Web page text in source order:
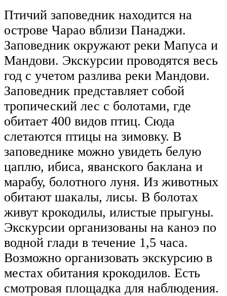
Птичий заповедник находится на
острове Чарао вблизи Панаджи.
Заповедник окружают реки Мапуса и
Мандови. Экскурсии проводятся весь
год с учетом разлива реки Мандови.
Заповедник представляет собой
тропический лес с болотами, где
обитает 400 видов птиц. Сюда
слетаются птицы на зимовку. В
заповеднике можно увидеть белую
цаплю, ибиса, яванского баклана и
марабу, болотного луня. Из животных
обитают шакалы, лисы. В болотах
живут крокодилы, илистые прыгуны.
Экскурсии организованы на каноэ по
водной глади в течение 1,5 часа.
Возможно организовать экскурсию в
местах обитания крокодилов. Есть
смотровая площадка для наблюдения.